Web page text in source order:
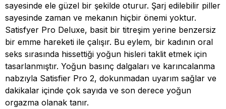
sayesinde ele güzel bir şekilde oturur. Şarj edilebilir piller
sayesinde zaman ve mekanın hiçbir önemi yoktur.
Satisfyer Pro Deluxe, basit bir titreşim yerine benzersiz
bir emme hareketi ile çalışır. Bu eylem, bir kadının oral
seks sırasında hissettiği yoğun hisleri taklit etmek için
tasarlanmıştır. Yoğun basınç dalgaları ve karıncalanma
nabzıyla Satisfier Pro 2, dokunmadan uyarım sağlar ve
dakikalar içinde çok sayıda ve son derece yoğun
orgazma olanak tanır.